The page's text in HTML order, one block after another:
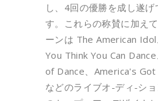
し、4回の優勝を成し遂げ
す。これらの称賛に加え
ーンは The American Idol
You Think You Can
of Dance、America's
などのライブオ-ディ-シ